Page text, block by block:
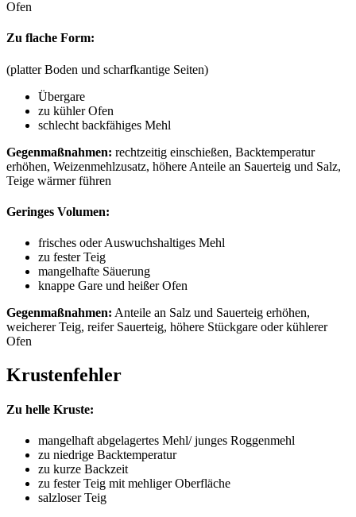
Ofen
Zu flache Form:
(platter Boden und scharfkantige Seiten)
Übergare
zu kühler Ofen
schlecht backfähiges Mehl
Gegenmaßnahmen: rechtzeitig einschießen, Backtemperatur
erhöhen, Weizenmehlzusatz, höhere Anteile an Sauerteig und Salz,
Teige wärmer führen
Geringes Volumen:
frisches oder Auswuchshaltiges Mehl
zu fester Teig
mangelhafte Säuerung
knappe Gare und heißer Ofen
Gegenmaßnahmen: Anteile an Salz und Sauerteig erhöhen,
weicherer Teig, reifer Sauerteig, höhere Stückgare oder kühlerer
Ofen
Krustenfehler
Zu helle Kruste:
mangelhaft abgelagertes Mehl/ junges Roggenmehl
zu niedrige Backtemperatur
zu kurze Backzeit
zu fester Teig mit mehliger Oberfläche
salzloser Teig